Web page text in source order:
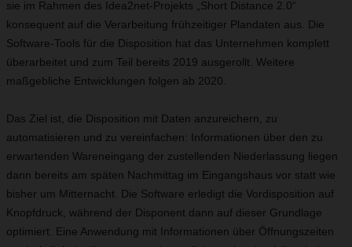
sie im Rahmen des Idea2net-Projekts „Short Distance 2.0“
konsequent auf die Verarbeitung frühzeitiger Plandaten aus. Die
Software-Tools für die Disposition hat das Unternehmen komplett
überarbeitet und zum Teil bereits 2019 ausgerollt. Weitere
maßgebliche Entwicklungen folgen ab 2020.
Das Ziel ist, die Disposition mit Daten anzureichern, zu
automatisieren und zu vereinfachen: Informationen über den zu
erwartenden Wareneingang der zustellenden Niederlassung liegen
dann bereits am späten Nachmittag im Eingangshaus vor statt wie
bisher um Mitternacht. Die Software erledigt die Vordisposition auf
Knopfdruck, während der Disponent dann auf dieser Grundlage
optimiert. Eine Anwendung mit Informationen über Öffnungszeiten